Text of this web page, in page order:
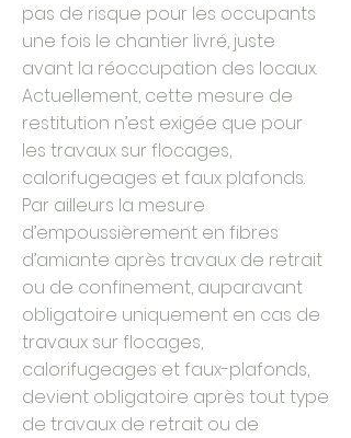
pas de risque pour les occupants
une fois le chantier livré, juste
avant la réoccupation des locaux.
Actuellement, cette mesure de
restitution n’est exigée que pour
les travaux sur flocages,
calorifugeages et faux plafonds.
Par ailleurs la mesure
d’empoussièrement en fibres
d’amiante après travaux de retrait
ou de confinement, auparavant
obligatoire uniquement en cas de
travaux sur flocages,
calorifugeages et faux-plafonds,
devient obligatoire après tout type
de travaux de retrait ou de